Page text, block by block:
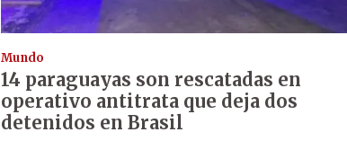
Mundo
14 paraguayas son rescatadas en
operativo antitrata que deja dos
detenidos en Brasil